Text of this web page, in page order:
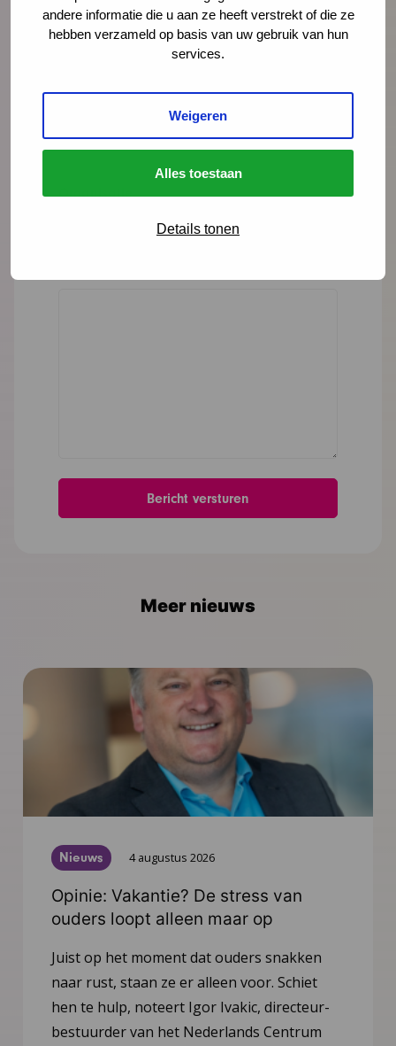
andere informatie die u aan ze heeft verstrekt of die ze
hebben verzameld op basis van uw gebruik van hun
services.
Weigeren
Alles toestaan
Details tonen
"* " geeft vereiste velden aan
Naam *
Organisatie
Meer nieuws
Nieuws 4 augustus 2026
Opinie: Vakantie? De stress van
ouders loopt alleen maar op
Juist op het moment dat ouders snakken
naar rust, staan ze er alleen voor. Schiet
hen te hulp, noteert Igor Ivakic, directeur-
bestuurder van het Nederlands Centrum